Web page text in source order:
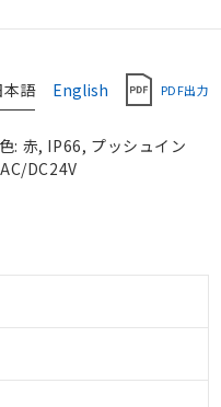
本語 English PDF出力
: 赤, IP66, プッシュイン
DC24V